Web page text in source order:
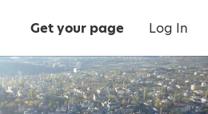
Get your page Log In